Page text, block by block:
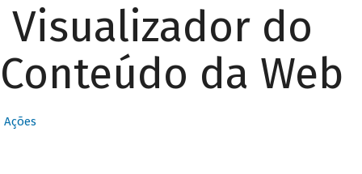
Visualizador do
Conteúdo da Web
Ações